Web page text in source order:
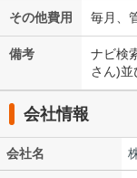
その他費用 毎月、
備考
ナビ検
さん)並
会社情報
会社名